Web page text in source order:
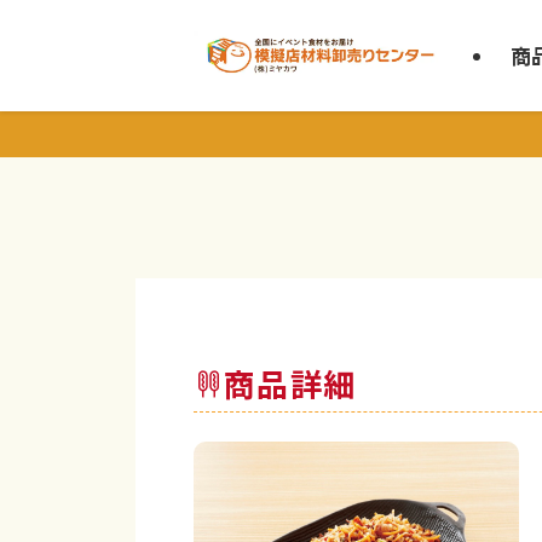
商
商品詳細